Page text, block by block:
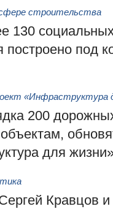
строительства
130
построено под
«Инфраструктура
200
для
Кравцов и